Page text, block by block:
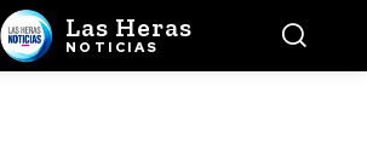
Las Heras
NOTICIAS